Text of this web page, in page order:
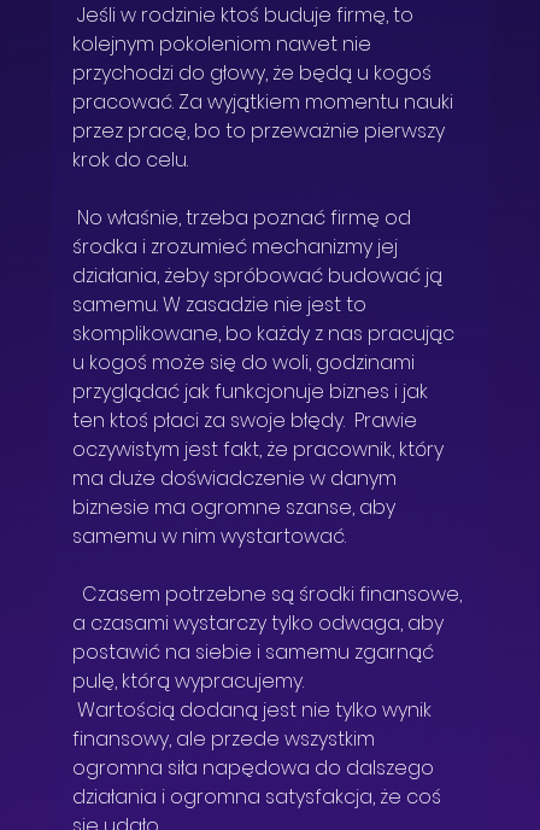
Jeśli w rodzinie ktoś buduje firmę, to
kolejnym pokoleniom nawet nie
przychodzi do głowy, że będą u kogoś
pracować. Za wyjątkiem momentu nauki
przez pracę, bo to przeważnie pierwszy
krok do celu.
środka i zrozumieć mechanizmy jej
działania, żeby spróbować budować ją
samemu. W zasadzie nie jest to
skomplikowane, bo każdy z nas pracując
u kogoś może się do woli, godzinami
przyglądać jak funkcjonuje biznes i jak
ten ktoś płaci za swoje błędy.  Prawie
oczywistym jest fakt, że pracownik, który
ma duże doświadczenie w danym
biznesie ma ogromne szanse, aby
samemu w nim wystartować.
a czasami wystarczy tylko odwaga, aby
postawić na siebie i samemu zgarnąć
pulę, którą wypracujemy.
Wartością dodaną jest nie tylko wynik
finansowy, ale przede wszystkim
ogromna siła napędowa do dalszego
działania i ogromna satysfakcja, że coś